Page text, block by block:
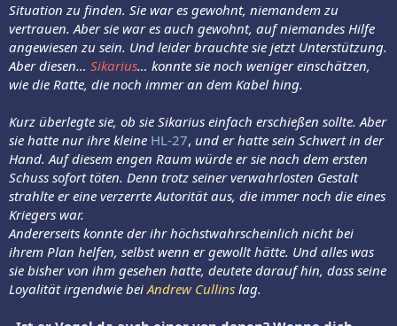
Situation zu finden. Sie war es gewohnt, niemandem zu
vertrauen. Aber sie war es auch gewohnt, auf niemandes Hilfe
angewiesen zu sein. Und leider brauchte sie jetzt Unterstützung.
Aber diesen… Sikarius… konnte sie noch weniger einschätzen,
wie die Ratte, die noch immer an dem Kabel hing.
Kurz überlegte sie, ob sie Sikarius einfach erschießen sollte. Aber
sie hatte nur ihre kleine HL-27, und er hatte sein Schwert in der
Hand. Auf diesem engen Raum würde er sie nach dem ersten
Schuss sofort töten. Denn trotz seiner verwahrlosten Gestalt
strahlte er eine verzerrte Autorität aus, die immer noch die eines
Kriegers war.
Andererseits konnte der ihr höchstwahrscheinlich nicht bei
ihrem Plan helfen, selbst wenn er gewollt hätte. Und alles was
sie bisher von ihm gesehen hatte, deutete darauf hin, dass seine
Loyalität irgendwie beiAndrew Cullins lag.